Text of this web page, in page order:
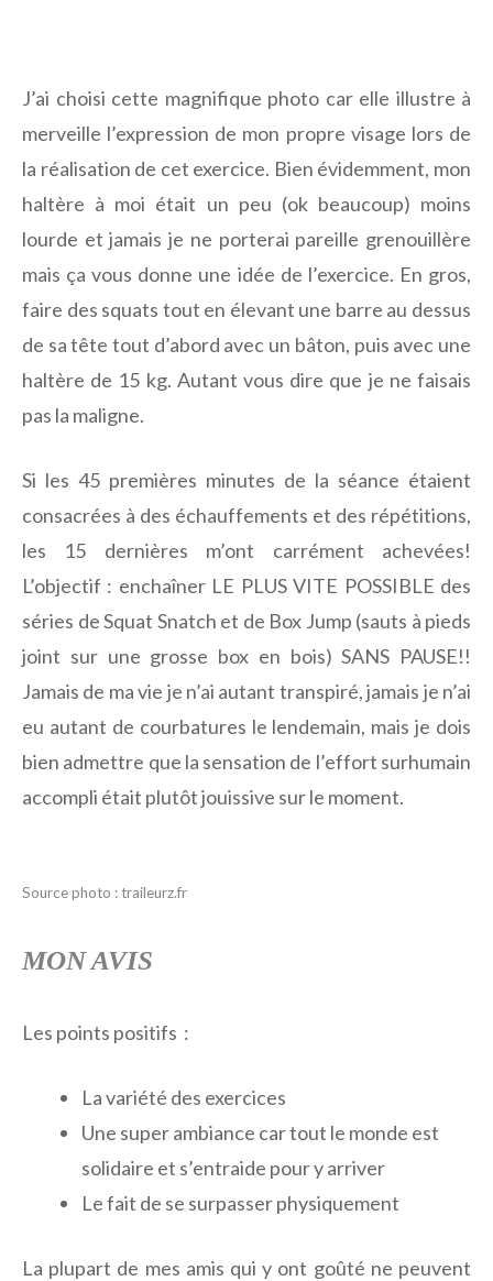
J’ai choisi cette magnifique photo car elle illustre à
merveille l’expression de mon propre visage lors de
la réalisation de cet exercice. Bien évidemment, mon
haltère à moi était un peu (ok beaucoup) moins
lourde et jamais je ne porterai pareille grenouillère
mais ça vous donne une idée de l’exercice. En gros,
faire des squats tout en élevant une barre au dessus
de sa tête tout d’abord avec un bâton, puis avec une
haltère de 15 kg. Autant vous dire que je ne faisais
pas la maligne.
Si les 45 premières minutes de la séance étaient
consacrées à des échauffements et des répétitions,
les 15 dernières m’ont carrément achevées!
L’objectif : enchaîner LE PLUS VITE POSSIBLE des
séries de Squat Snatch et de Box Jump (sauts à pieds
joint sur une grosse box en bois) SANS PAUSE!!
Jamais de ma vie je n’ai autant transpiré, jamais je n’ai
eu autant de courbatures le lendemain, mais je dois
bien admettre que la sensation de l’effort surhumain
accompli était plutôt jouissive sur le moment.
Source photo : traileurz.fr
MON AVIS
Les points positifs :
La variété des exercices
Une super ambiance car tout le monde est
solidaire et s’entraide pour y arriver
Le fait de se surpasser physiquement
La plupart de mes amis qui y ont goûté ne peuvent